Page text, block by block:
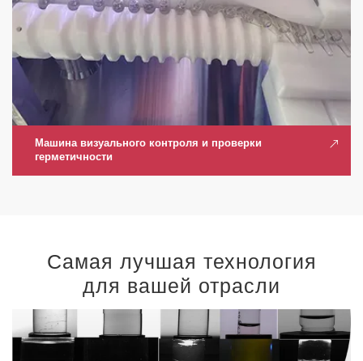
Машина визуального контроля и проверки
герметичности
Самая лучшая технология
для вашей отрасли